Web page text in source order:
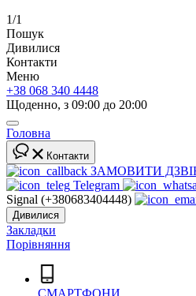
1/1
Пошук
Дивилися
Контакти
Меню
+38 068 340 4448
Щоденно, з 09:00 до 20:00
Головна
Контакти
ЗАМОВИТИ
Telegram
Signal (+380683404448)
Дивилися
Закладки
Порівняння
СМАРТФОНИ